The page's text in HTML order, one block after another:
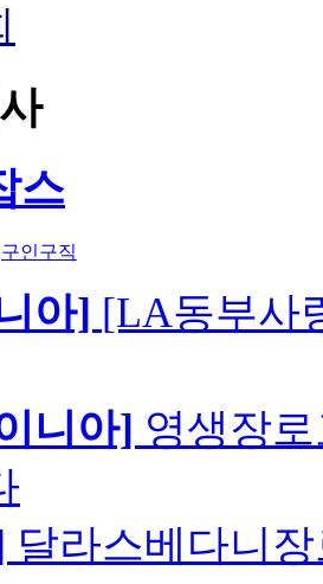
스
구인구직
아] [LA동부사
니아] 영생장
달라스베다니